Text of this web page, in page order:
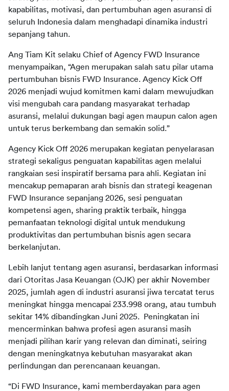
kapabilitas, motivasi, dan pertumbuhan agen asuransi di
seluruh Indonesia dalam menghadapi dinamika industri
Ang Tiam Kit selaku Chief of Agency FWD Insurance
menyampaikan, “Agen merupakan salah satu pilar utama
pertumbuhan bisnis FWD Insurance. Agency Kick Off
2026 menjadi wujud komitmen kami dalam mewujudkan
visi mengubah cara pandang masyarakat terhadap
asuransi, melalui dukungan bagi agen maupun calon agen
Agency Kick Off 2026 merupakan kegiatan penyelarasan
strategi sekaligus penguatan kapabilitas agen melalui
rangkaian sesi inspiratif bersama para ahli. Kegiatan ini
mencakup pemaparan arah bisnis dan strategi keagenan
FWD Insurance sepanjang 2026, sesi penguatan
kompetensi agen, sharing praktik terbaik, hingga
pemanfaatan teknologi digital untuk mendukung
produktivitas dan pertumbuhan bisnis agen secara
Lebih lanjut tentang agen asuransi, berdasarkan informasi
dari Otoritas Jasa Keuangan (OJK) per akhir November
2025, jumlah agen di industri asuransi jiwa tercatat terus
meningkat hingga mencapai 233.998 orang, atau tumbuh
sekitar 14% dibandingkan Juni 2025.  Peningkatan ini
mencerminkan bahwa profesi agen asuransi masih
menjadi pilihan karir yang relevan dan diminati, seiring
dengan meningkatnya kebutuhan masyarakat akan
“Di FWD Insurance, kami memberdayakan para agen